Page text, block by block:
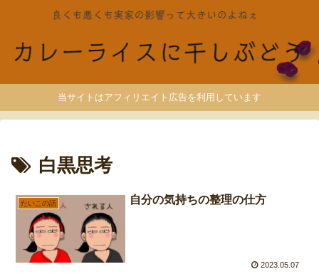
当サイトはアフィリエイト広告を利用しています
白黒思考
たいこの話 自分の気持ちの整理の仕方
2023.05.07